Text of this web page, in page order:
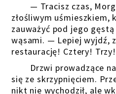
— Tracisz czas,
złośliwym uśmieszkiem,
zauważyć pod jego
wąsami. — Lepiej wyjdź,
restaurację! Cztery!
Drzwi prowadzące
się ze skrzypnięciem.
nikt nie wychodził, ale